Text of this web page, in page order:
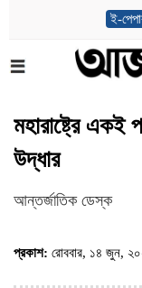
ই-
মহারাষ্ট্রে একই
উদ্ধার
আন্তর্জাতিক ডেস্ক
প্রকাশ: রোববার, ১৪ জুন,